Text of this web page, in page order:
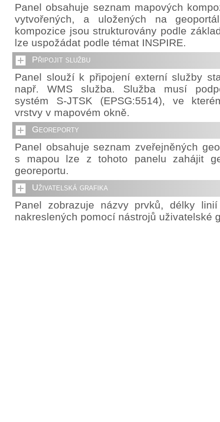
Panel obsahuje seznam mapových
vytvořených, a uložených na
kompozice jsou strukturovány podle
lze uspožádat podle témat INSPIRE.
Připojit službu
Panel slouží k připojení externí služby
např. WMS služba. Služba musí
systém S-JTSK (EPSG:5514), ve
vrstvy v mapovém okně.
Georeporty
Panel obsahuje seznam zveřejněných
s mapou lze z tohoto panelu zahájit
georeportu.
Uživatelská grafika
Panel zobrazuje názvy prvků, délky
nakreslených pomocí nástrojů uživatelské